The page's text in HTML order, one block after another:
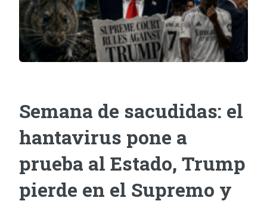
Semana de sacudidas: el
hantavirus pone a
prueba al Estado, Trump
pierde en el Supremo y